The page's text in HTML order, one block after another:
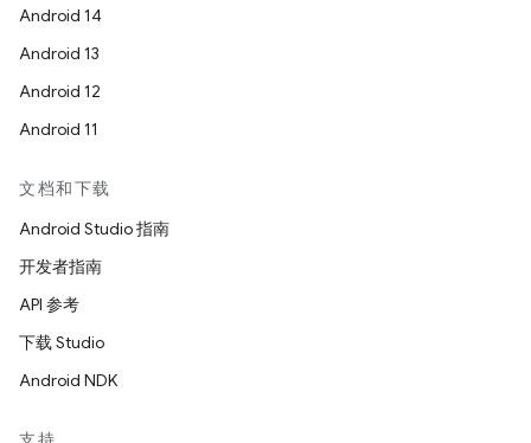
Android 14
Android 13
Android 12
Android 11
文档和下载
Android Studio 指南
开发者指南
API 参考
下载 Studio
Android NDK